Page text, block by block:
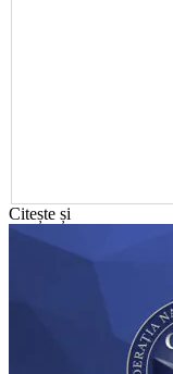
Citește și